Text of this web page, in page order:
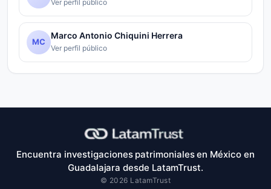
Ver perfil público
MC
Marco Antonio Chiquini Herrera
Ver perfil público
Encuentra investigaciones patrimoniales en México en
Guadalajara desde LatamTrust.
© 2026 LatamTrust